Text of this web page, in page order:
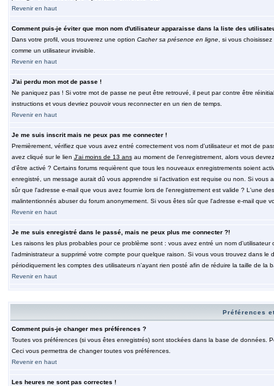
Revenir en haut
Comment puis-je éviter que mon nom d'utilisateur apparaisse dans la liste des
Dans votre profil, vous trouverez une option Cacher sa présence en ligne, si vous choisissez
comme un utilisateur invisible.
Revenir en haut
J'ai perdu mon mot de passe !
Ne paniquez pas ! Si votre mot de passe ne peut être retrouvé, il peut par contre être
instructions et vous devriez pouvoir vous reconnecter en un rien de temps.
Revenir en haut
Je me suis inscrit mais ne peux pas me connecter !
Premièrement, vérifiez que vous avez entré correctement vos nom d'utilisateur et mot de
avez cliqué sur le lien J'ai moins de 13 ansau moment de l'enregistrement, alors vous
d'être activé ? Certains forums requièrent que tous les nouveaux enregistrements soient
enregistré, un message aurait dû vous apprendre si l'activation est requise ou non. Si
sûr que l'adresse e-mail que vous avez fournie lors de l'enregistrement est valide ? L'une
malintentionnés abuser du forum anonymement. Si vous êtes sûr que l'adresse e-mail que
Revenir en haut
Je me suis enregistré dans le passé, mais ne peux plus me connecter ?!
Les raisons les plus probables pour ce problème sont : vous avez entré un nom
l'administrateur a supprimé votre compte pour quelque raison. Si vous vous trouvez dans
périodiquement les comptes des utilisateurs n'ayant rien posté afin de réduire la taille de
Revenir en haut
Préférences
Comment puis-je changer mes préférences ?
Toutes vos préférences (si vous êtes enregistrés) sont stockées dans la base de données.
Ceci vous permettra de changer toutes vos préférences.
Revenir en haut
Les heures ne sont pas correctes !